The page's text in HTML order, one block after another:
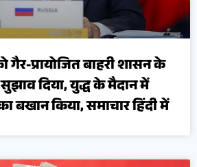
गैर-प्रायोजित बाहरी शासन के
दिया, युद्ध के मैदान में
बखान किया, समाचार हिंदी में